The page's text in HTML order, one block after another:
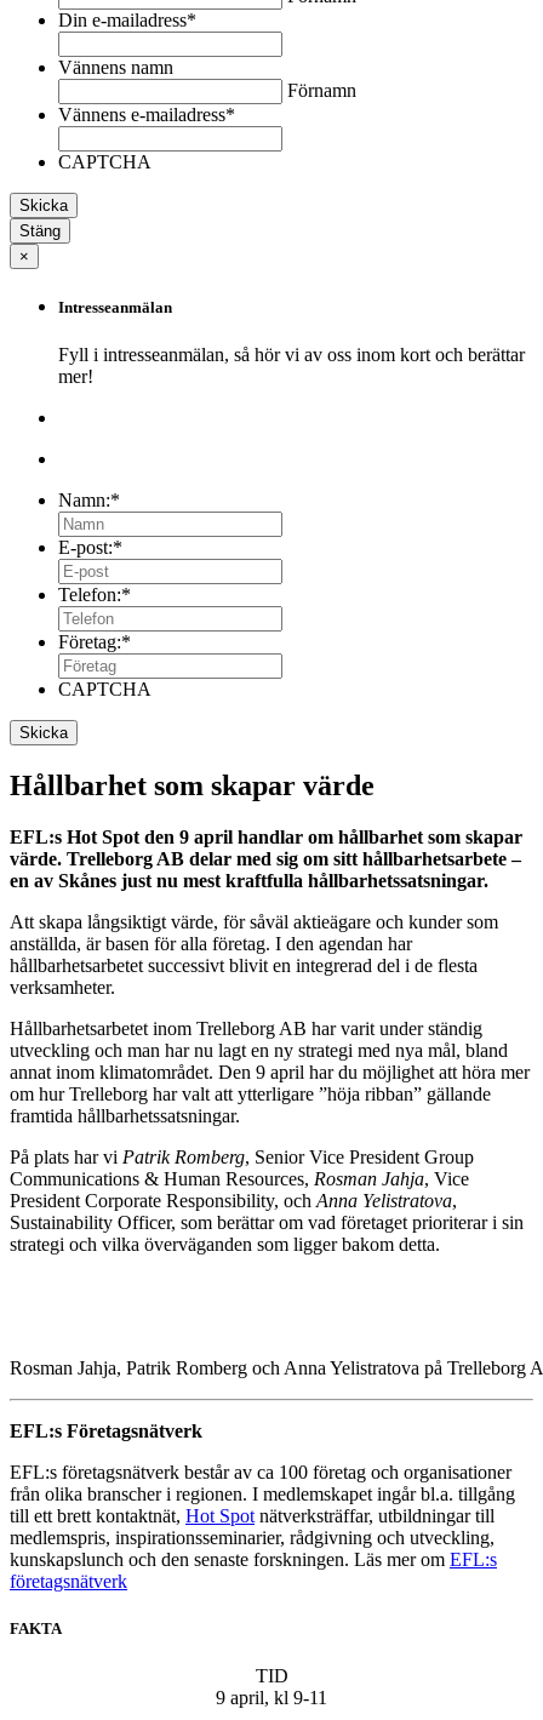
Din e-mailadress*
Vännens namn
Förnamn
Vännens e-mailadress*
CAPTCHA
Stäng
×
Intresseanmälan
Fyll i intresseanmälan, så hör vi av oss inom kort och berättar
mer!
Namn:*
E-post:*
Telefon:*
Företag:*
CAPTCHA
Hållbarhet som skapar värde
EFL:s Hot Spot den 9 april handlar om hållbarhet som skapar
värde. Trelleborg AB delar med sig om sitt hållbarhetsarbete –
en av Skånes just nu mest kraftfulla hållbarhetssatsningar.
Att skapa långsiktigt värde, för såväl aktieägare och kunder som
anställda, är basen för alla företag. I den agendan har
hållbarhetsarbetet successivt blivit en integrerad del i de flesta
verksamheter.
Hållbarhetsarbetet inom Trelleborg AB har varit under ständig
utveckling och man har nu lagt en ny strategi med nya mål, bland
annat inom klimatområdet. Den 9 april har du möjlighet att höra mer
om hur Trelleborg har valt att ytterligare ”höja ribban” gällande
framtida hållbarhetssatsningar.
På plats har vi Patrik Romberg, Senior Vice President Group
Communications & Human Resources, Rosman Jahja, Vice
President Corporate Responsibility, och Anna Yelistratova,
Sustainability Officer, som berättar om vad företaget prioriterar i sin
strategi och vilka överväganden som ligger bakom detta.
Rosman Jahja, Patrik Romberg och Anna Yelistratova på Trelleborg
EFL:s Företagsnätverk
EFL:s företagsnätverk består av ca 100 företag och organisationer
från olika branscher i regionen. I medlemskapet ingår bl.a. tillgång
till ett brett kontaktnät, Hot Spot nätverksträffar, utbildningar till
medlemspris, inspirationsseminarier, rådgivning och utveckling,
kunskapslunch och den senaste forskningen. Läs mer om EFL:s
företagsnätverk
FAKTA
TID
9 april, kl 9-11